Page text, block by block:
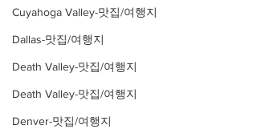
Cuyahoga Valley-맛집/여행지
Dallas-맛집/여행지
Death Valley-맛집/여행지
Death Valley-맛집/여행지
Denver-맛집/여행지